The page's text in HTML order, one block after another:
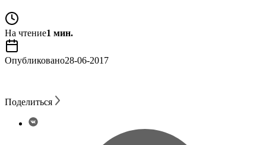
На чтение1 мин.
Опубликовано28-06-2017
Поделиться